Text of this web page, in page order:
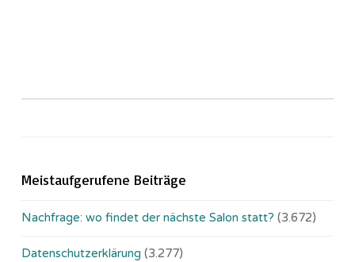
Meistaufgerufene Beiträge
Nachfrage: wo findet der nächste Salon statt? (3.672)
Datenschutzerklärung (3.277)